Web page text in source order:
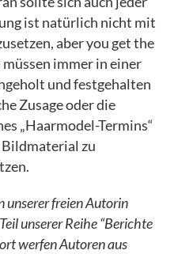
ist natürlich nicht mit
aber you get the
immer in einer
und festgehalten
Zusage oder die
„Haarmodel-Termins“
Bildmaterial zu
unserer freien Autorin
unserer Reihe “Berichte
werfen Autoren aus